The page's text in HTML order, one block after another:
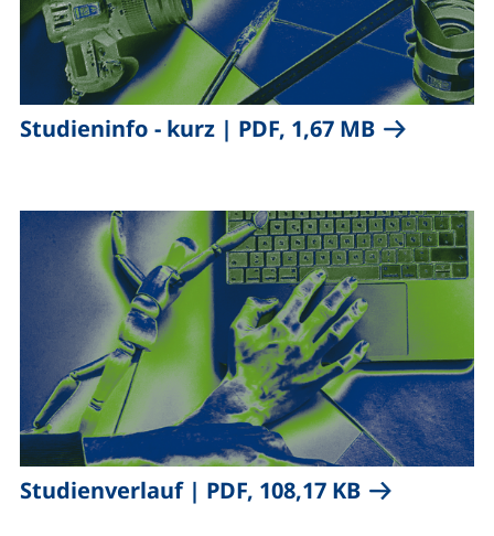
Studieninfo - kurz, | PDF, 1,67 MB(öffnet
Studienverlauf,| PDF, 108,17 KB(öffnet